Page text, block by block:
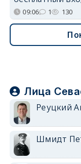
09:06 1 130
Лица
Реуцкий
Шмидт